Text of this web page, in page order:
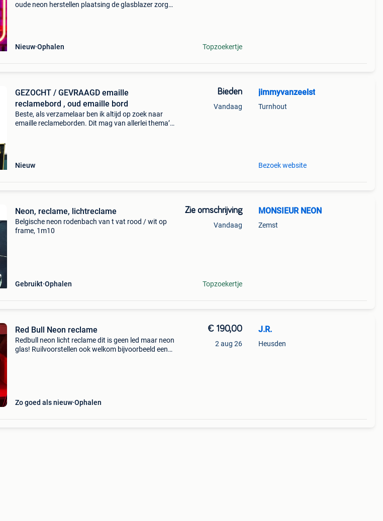
oude neon herstellen plaatsing de glasblazer zorgt
Nieuw Ophalen Topzoekertje
GEZOCHT / GEVRAAGD emaille
reclamebord , oud emaille bord
Beste, als verzamelaar ben ik altijd op zoek naar
emaille reclameborden. Dit mag van allerlei thema’s
Nieuw
Bieden
Vandaag
jimmyvanzeelst
Turnhout
Bezoek website
Neon, reclame, lichtreclame
Belgische neon rodenbach van t vat rood / wit op
frame, 1m10
Gebruikt Ophalen
Zie omschrijving
Vandaag
Topzoekertje
MONSIEUR NEON
Zemst
Red Bull Neon reclame
Redbull neon licht reclame dit is geen led maar neon
glas! Ruilvoorstellen ook welkom bijvoorbeeld een
Zo goed als nieuw Ophalen
€ 190,00
2 aug 26
J.R.
Heusden